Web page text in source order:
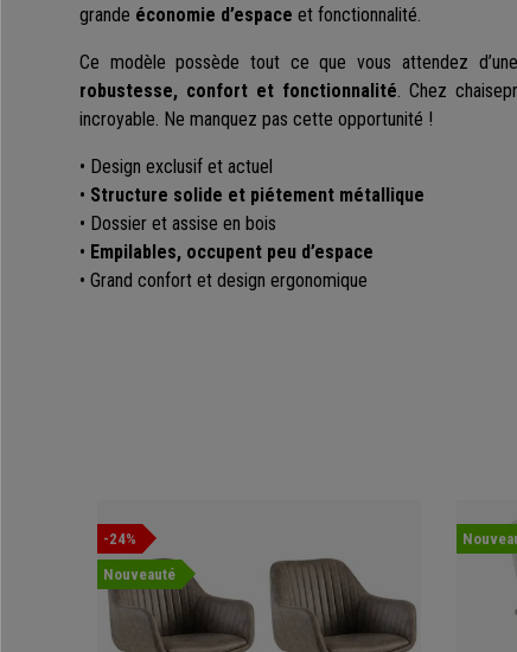
grande économie d’espace et fonctionnalité.
Ce modèle possède tout ce que vous attendez
robustesse, confort et fonctionnalité. Chez
incroyable. Ne manquez pas cette opportunité !
• Design exclusif et actuel
• Structure solide et piétement métallique
• Dossier et assise en bois
• Empilables, occupent peu d’espace
• Grand confort et design ergonomique
-24%
Nouveauté